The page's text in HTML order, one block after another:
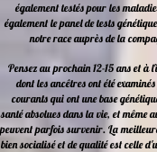
également testés pour les
égalementle panel de tests
notre race auprès de la
Pensez au prochain 12-15 ans et à
dont les ancêtres ont étéexaminés
courants qui ont une base
santé absolues dans la vie, et même
peuventparfois survenir. La
bien socialisé et de qualité estcelle